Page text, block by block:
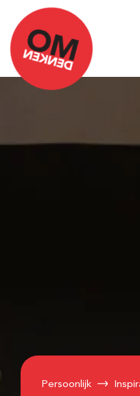
Persoonlijk